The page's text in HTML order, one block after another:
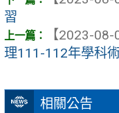
相關公告
習
【2023-08-
理111-112年學科